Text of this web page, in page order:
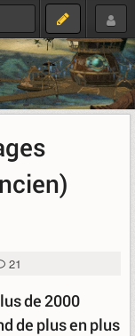
21
de 2000
de plus en plus